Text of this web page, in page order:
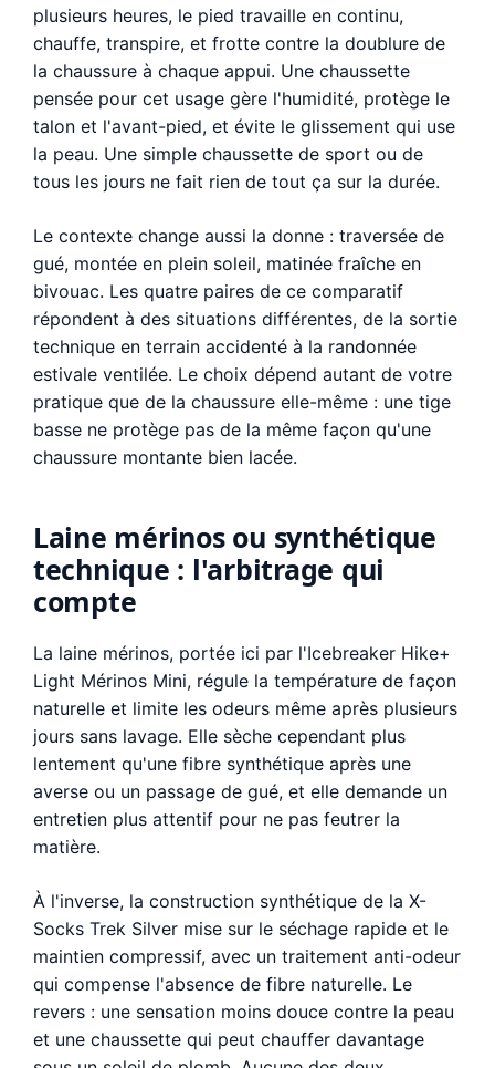
plusieurs heures, le pied travaille en continu,
chauffe, transpire, et frotte contre la doublure de
la chaussure à chaque appui. Une chaussette
pensée pour cet usage gère l'humidité, protège le
talon et l'avant-pied, et évite le glissement qui use
la peau. Une simple chaussette de sport ou de
tous les jours ne fait rien de tout ça sur la durée.
Le contexte change aussi la donne : traversée de
gué, montée en plein soleil, matinée fraîche en
bivouac. Les quatre paires de ce comparatif
répondent à des situations différentes, de la sortie
technique en terrain accidenté à la randonnée
estivale ventilée. Le choix dépend autant de votre
pratique que de la chaussure elle-même : une tige
basse ne protège pas de la même façon qu'une
chaussure montante bien lacée.
Laine mérinos ou synthétique
technique : l'arbitrage qui
compte
La laine mérinos, portée ici par l'Icebreaker Hike+
Light Mérinos Mini, régule la température de façon
naturelle et limite les odeurs même après plusieurs
jours sans lavage. Elle sèche cependant plus
lentement qu'une fibre synthétique après une
averse ou un passage de gué, et elle demande un
entretien plus attentif pour ne pas feutrer la
matière.
À l'inverse, la construction synthétique de la X-
Socks Trek Silver mise sur le séchage rapide et le
maintien compressif, avec un traitement anti-odeur
qui compense l'absence de fibre naturelle. Le
revers : une sensation moins douce contre la peau
et une chaussette qui peut chauffer davantage